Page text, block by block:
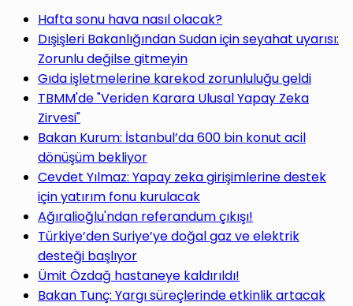
Hafta sonu hava nasıl olacak?
Dışişleri Bakanlığından Sudan için seyahat uyarısı:
Zorunlu değilse gitmeyin
Gıda işletmelerine karekod zorunluluğu geldi
TBMM'de "Veriden Karara Ulusal Yapay Zeka
Zirvesi"
Bakan Kurum: İstanbul’da 600 bin konut acil
dönüşüm bekliyor
Cevdet Yılmaz: Yapay zeka girişimlerine destek
için yatırım fonu kurulacak
Ağıralioğlu'ndan referandum çıkışı!
Türkiye’den Suriye’ye doğal gaz ve elektrik
desteği başlıyor
Ümit Özdağ hastaneye kaldırıldı!
Bakan Tunç: Yargı süreçlerinde etkinlik artacak